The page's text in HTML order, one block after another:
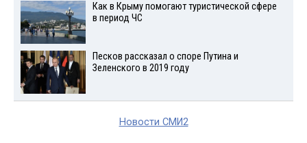
Как в Крыму помогают туристической сфере
в период ЧС
Песков рассказал о споре Путина и
Зеленского в 2019 году
Новости СМИ2